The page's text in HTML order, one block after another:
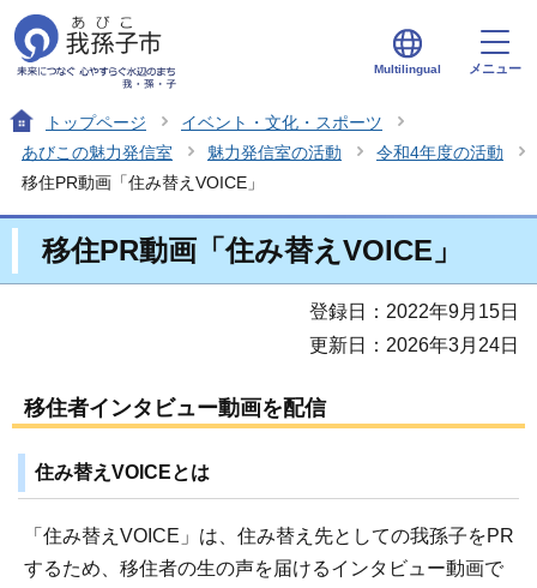
Multilingual メニュー
トップページ
イベント・文化・スポーツ
あびこの魅力発信室
魅力発信室の活動
令和4年度の活動
移住PR動画「住み替えVOICE」
移住PR動画「住み替えVOICE」
登録日：2022年9月15日
更新日：2026年3月24日
移住者インタビュー動画を配信
住み替えVOICEとは
「住み替えVOICE」は、住み替え先としての我孫子をPR
するため、移住者の生の声を届けるインタビュー動画で